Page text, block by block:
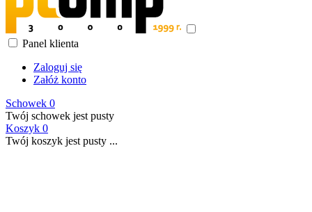
Panel klienta
Zaloguj się
Załóż konto
Schowek 0
Twój schowek jest pusty
Koszyk 0
Twój koszyk jest pusty ...